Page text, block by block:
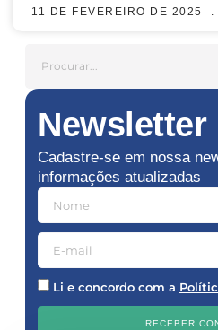
11 DE FEVEREIRO DE 2025
Newsletter
Cadastre-se em nossa
informações atualizadas
Li e concordo com a
RECEBER